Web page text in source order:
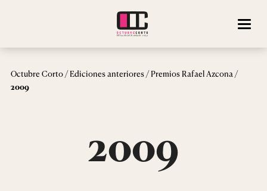
Octubre Corto/Ediciones anteriores/Premios Rafael Azcona /
2009
2009